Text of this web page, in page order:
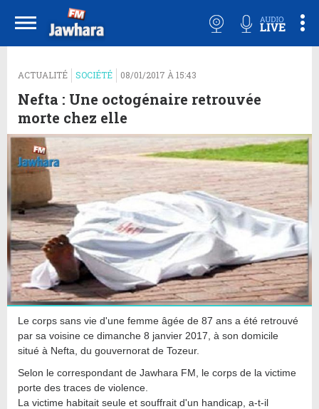
ACTUALITÉ SOCIÉTÉ 08/01/2017 À 15:43
Nefta : Une octogénaire retrouvée
morte chez elle
Le corps sans vie d'une femme âgée de 87 ans a été retrouvé
par sa voisine ce dimanche 8 janvier 2017, à son domicile
situé à Nefta, du gouvernorat de Tozeur.
Selon le correspondant de Jawhara FM, le corps de la victime
porte des traces de violence.
La victime habitait seule et souffrait d'un handicap, a-t-il